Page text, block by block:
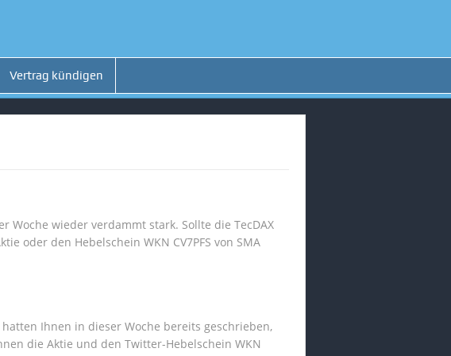
Vertrag kündigen
Woche wieder verdammt stark. Sollte die TecDAX
oder den Hebelschein WKN CV7PFS von SMA
Ihnen in dieser Woche bereits geschrieben,
die Aktie und den Twitter-Hebelschein WKN